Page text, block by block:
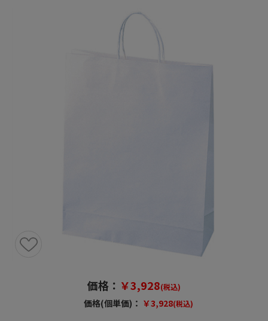
価格： ￥3,928(税込)
価格(個単価)： ￥3,928(税込)